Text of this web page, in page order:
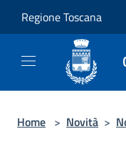
Regione Toscana
Home > Novità >